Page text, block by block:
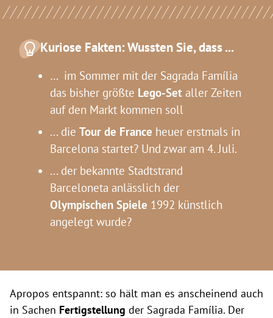
Kuriose Fakten: Wussten Sie, dass ...
… im Sommer mit der Sagrada Família
das bisher größte Lego-Set aller Zeiten
auf den Markt kommen soll
... die Tour de France heuer erstmals in
Barcelona startet? Und zwar am 4. Juli.
... der bekannte Stadtstrand
Barceloneta anlässlich der
Olympischen Spiele 1992 künstlich
angelegt wurde?
Apropos entspannt: so hält man es anscheinend auch
in Sachen Fertigstellung der Sagrada Família. Der